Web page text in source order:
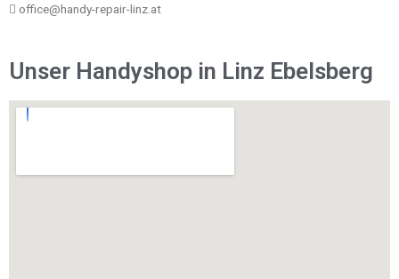
office@handy-repair-linz.at
Unser Handyshop in Linz Ebelsberg